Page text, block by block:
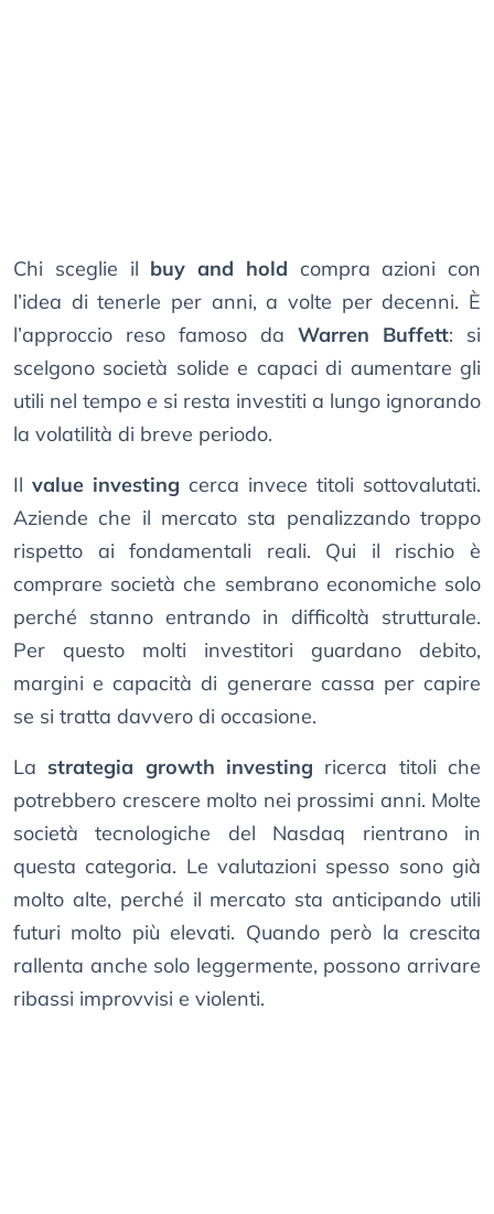
Chi sceglie il buy and hold compra azioni con
l’idea di tenerle per anni, a volte per decenni. È
l’approccio reso famoso da Warren Buffett: si
scelgono società solide e capaci di aumentare gli
utili nel tempo e si resta investiti a lungo ignorando
la volatilità di breve periodo.
Il value investing cerca invece titoli sottovalutati.
Aziende che il mercato sta penalizzando troppo
rispetto ai fondamentali reali. Qui il rischio è
comprare società che sembrano economiche solo
perché stanno entrando in difficoltà strutturale.
Per questo molti investitori guardano debito,
margini e capacità di generare cassa per capire
se si tratta davvero di occasione.
La strategia growth investing ricerca titoli che
potrebbero crescere molto nei prossimi anni. Molte
società tecnologiche del Nasdaq rientrano in
questa categoria. Le valutazioni spesso sono già
molto alte, perché il mercato sta anticipando utili
futuri molto più elevati. Quando però la crescita
rallenta anche solo leggermente, possono arrivare
ribassi improvvisi e violenti.